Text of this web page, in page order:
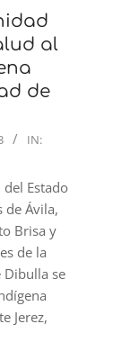
al
de
IN:
Estado
de Ávila,
Brisa y
de la
Dibulla se
Jerez,